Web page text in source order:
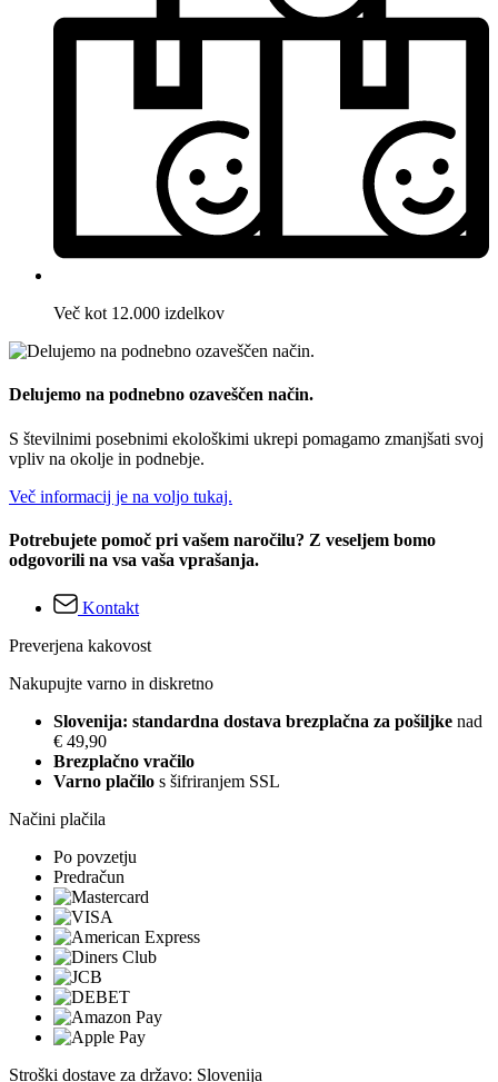
Več kot 12.000 izdelkov
Delujemo na podnebno ozaveščen način.
S številnimi posebnimi ekološkimi ukrepi pomagamo zmanjšati svoj
vpliv na okolje in podnebje.
Več informacij je na voljo tukaj.
Potrebujete pomoč pri vašem naročilu? Z veseljem bomo
odgovorili na vsa vaša vprašanja.
Kontakt
Preverjena kakovost
Nakupujte varno in diskretno
Slovenija: standardna dostava brezplačna za pošiljke nad
€ 49,90
Brezplačno vračilo
Varno plačilo s šifriranjem SSL
Načini plačila
Po povzetju
Predračun
Stroški dostave za državo: Slovenija